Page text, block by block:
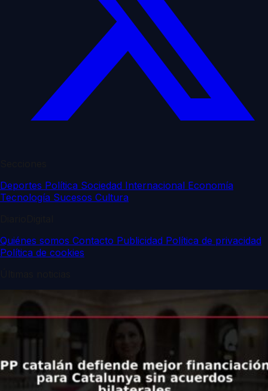
Deportes Política Sociedad Internacional Economía
Tecnología Sucesos Cultura
Quiénes somos Contacto Publicidad Política de privacidad
Política de cookies